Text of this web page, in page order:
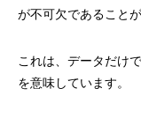
が不可欠であること
これは、データだけ
を意味しています。